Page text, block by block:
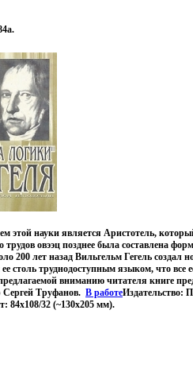
науки является Аристотель,
овээц позднее была составлена
200 лет назад Вильгельм Гегель создал
труднодоступным языком, что все
вниманию читателя книге
Сергей Труфанов. В работеИздательство:
84x108/32 (~130х205 мм).